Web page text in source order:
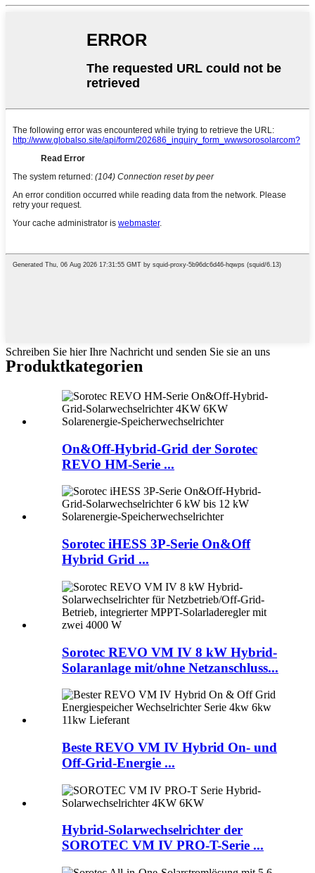
Schreiben Sie hier Ihre Nachricht und senden Sie sie an uns
Produktkategorien
On&Off-Hybrid-Grid der Sorotec
REVO HM-Serie ...
Sorotec iHESS 3P-Serie On&Off
Hybrid Grid ...
Sorotec REVO VM IV 8 kW Hybrid-
Solaranlage mit/ohne Netzanschluss...
Beste REVO VM IV Hybrid On- und
Off-Grid-Energie ...
Hybrid-Solarwechselrichter der
SOROTEC VM IV PRO-T-Serie ...